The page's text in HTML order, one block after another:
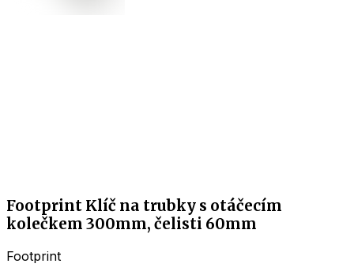
Footprint Klíč na trubky s otáčecím
kolečkem 300mm, čelisti 60mm
Footprint